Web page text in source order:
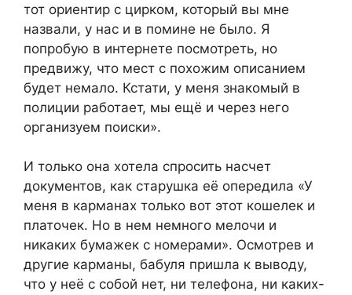
тот ориентир с цирком, который вы мне
назвали, у нас и в помине не было. Я
попробую в интернете посмотреть, но
предвижу, что мест с похожим описанием
будет немало. Кстати, у меня знакомый в
полиции работает, мы ещё и через него
организуем поиски».
И только она хотела спросить насчет
документов, как старушка её опередила «У
меня в карманах только вот этот кошелек и
платочек. Но в нем немного мелочи и
никаких бумажек с номерами». Осмотрев и
другие карманы, бабуля пришла к выводу,
что у неё с собой нет, ни телефона, ни каких-